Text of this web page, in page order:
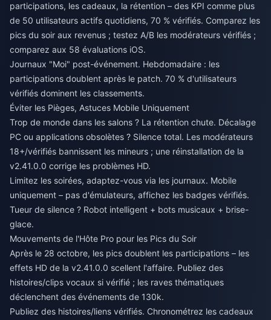
participations, les cadeaux, la rétention – des KPI comme plus
de 50 utilisateurs actifs quotidiens, 70 % vérifiés. Comparez les
pics du soir aux revenus ; testez A/B les modérateurs vérifiés ;
comparez aux 58 évaluations iOS.
Journaux "Moi" post-événement. Hebdomadaire : les
participations doublent après le patch. 70 % d'utilisateurs
vérifiés dominent les classements.
Éviter les Pièges, Astuces Mobile Uniquement
Trop de monde dans les salons ? La rétention chute. Décalage
PC ou applications obsolètes ? Silence total. Les modérateurs
18+/vérifiés bannissent les mineurs ; une réinstallation de la
v2.41.0.0 corrige les problèmes HD.
Limitez les soirées, adaptez-vous via les journaux. Mobile
uniquement – pas d'émulateurs, affichez les badges vérifiés.
Tueur de silence ? Robot intelligent + bots musicaux + brise-
glace.
Mouvements de l'Hôte Pro pour les Pics du Soir
Après le 28 octobre, les pics doublent les participations – les
effets HD de la v2.41.0.0 scellent l'affaire. Publiez des
histoires/clips vocaux si vérifié ; les raves thématiques
déclenchent des événements de 130k.
Publiez des histoires/liens vérifiés. Chronométrez les cadeaux